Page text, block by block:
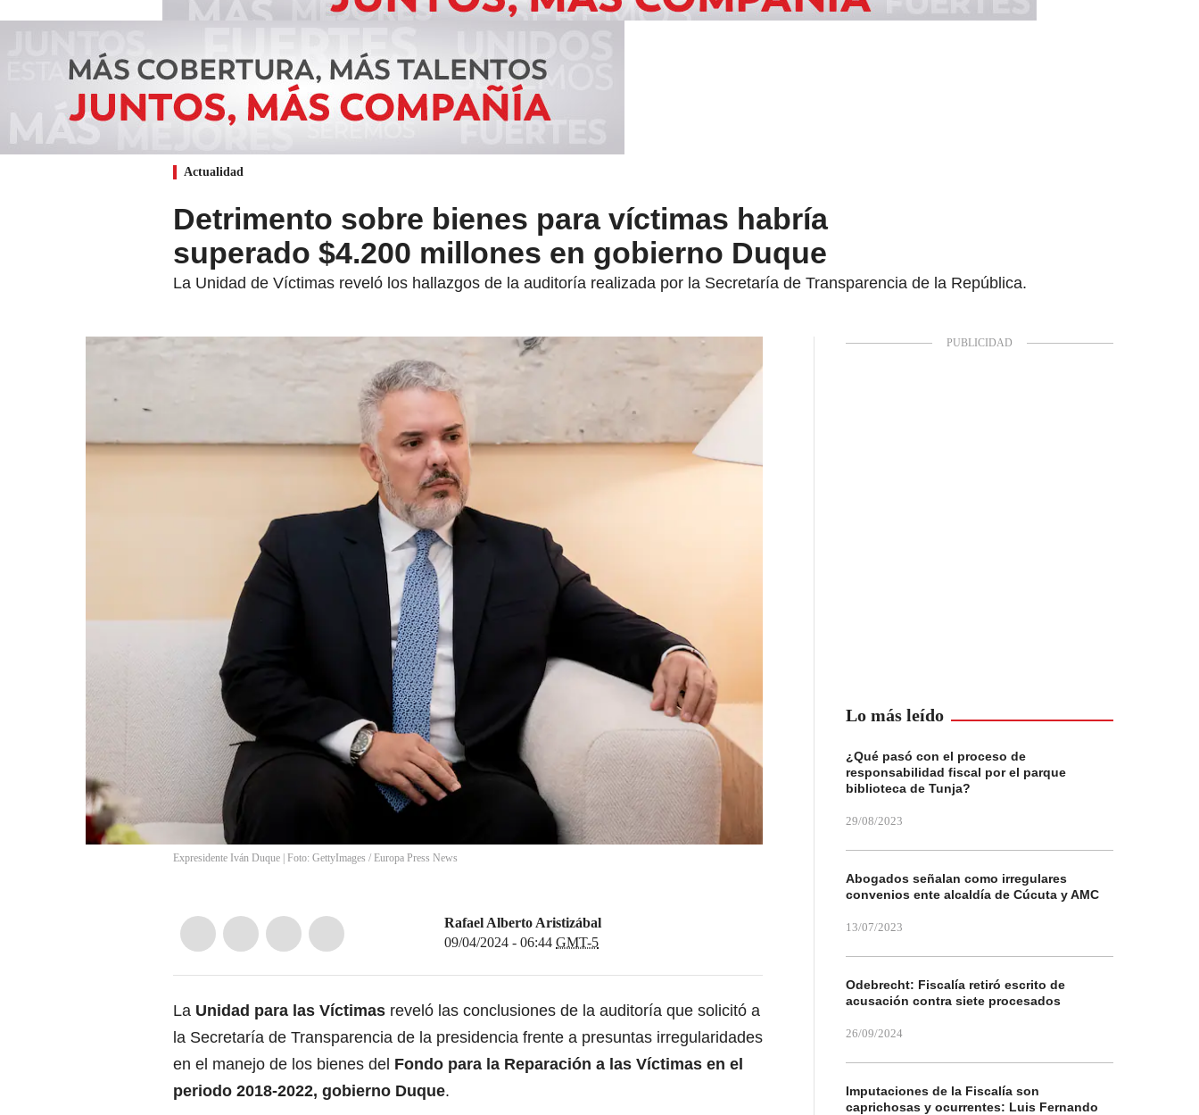
Actualidad
Detrimento sobre bienes para víctimas habría
superado $4.200 millones en gobierno Duque
La Unidad de Víctimas reveló los hallazgos de la auditoría realizada por la Secretaría de Transparencia de la República.
Expresidente Iván Duque | Foto: GettyImages / Europa Press News
Rafael Alberto Aristizábal
09/04/2024 - 06:44 GMT-5
La Unidad para las Víctimas reveló las conclusiones de la auditoría que solicitó a
la Secretaría de Transparencia de la presidencia frente a presuntas irregularidades
en el manejo de los bienes del Fondo para la Reparación a las Víctimas en el
periodo 2018-2022, gobierno Duque.
Lo más leído
¿Qué pasó con el proceso de
responsabilidad fiscal por el parque
biblioteca de Tunja?
29/08/2023
Abogados señalan como irregulares
convenios ente alcaldía de Cúcuta y AMC
13/07/2023
Odebrecht: Fiscalía retiró escrito de
acusación contra siete procesados
26/09/2024
Imputaciones de la Fiscalía son
caprichosas y ocurrentes: Luis Fernando